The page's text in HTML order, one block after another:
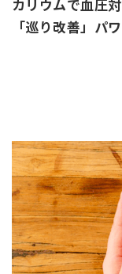
カリウムで血圧
「巡り改善」パ